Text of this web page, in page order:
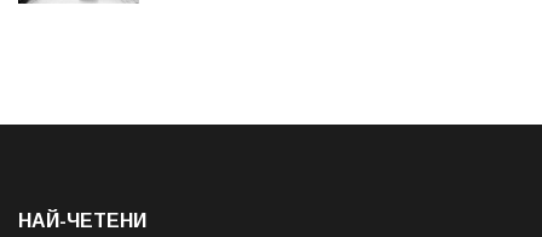
НАЙ-ЧЕТЕНИ